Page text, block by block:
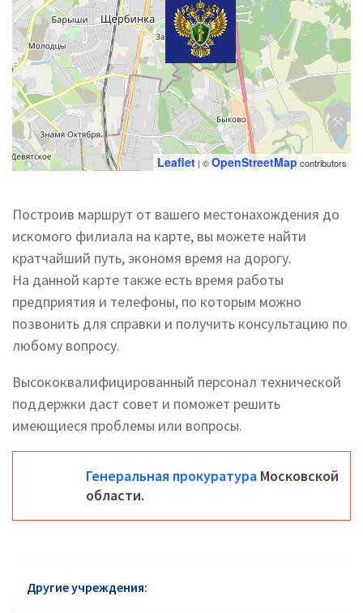
Leaflet | ©OpenStreetMap contributors
Построив маршрут от вашего местонахождения до
искомого филиала на карте, вы можете найти
кратчайший путь, экономя время на дорогу.
На данной карте также есть время работы
предприятия и телефоны, по которым можно
позвонить для справки и получить консультацию по
любому вопросу.
Высококвалифицированный персонал технической
поддержки даст совет и поможет решить
имеющиеся проблемы или вопросы.
Генеральная прокуратура Московской
области.
Другие учреждения: